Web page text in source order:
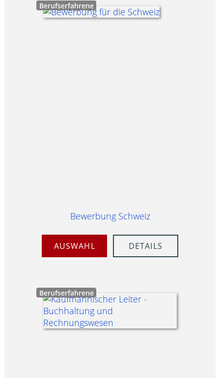
Berufserfahrene
Bewerbung Schweiz
AUSWAHL DETAILS
Berufserfahrene